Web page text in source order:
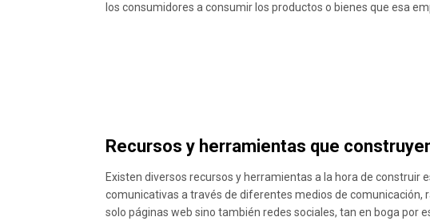
los consumidores a consumir los productos o bienes que esa
Recursos y herramientas que
Existen diversos recursos y herramientas a la hora de construir
comunicativas a través de diferentes medios de comunicación,
solo páginas web sino también redes sociales, tan en boga por